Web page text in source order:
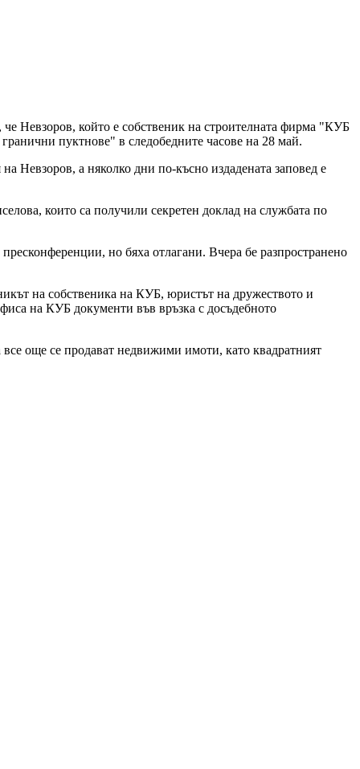
Невзоров, който е собственик на строителната фирма "КУБ
пуктнове" в следобедните часове на 28 май.
Невзоров, а няколко дни по-късно издадената заповед е
които са получили секретен доклад на службата по
но бяха отлагани. Вчера бе разпространено
на собственика на КУБ, юристът на дружеството и
на КУБ документи във връзка с досъдебното
още се продават недвижими имоти, като квадратният